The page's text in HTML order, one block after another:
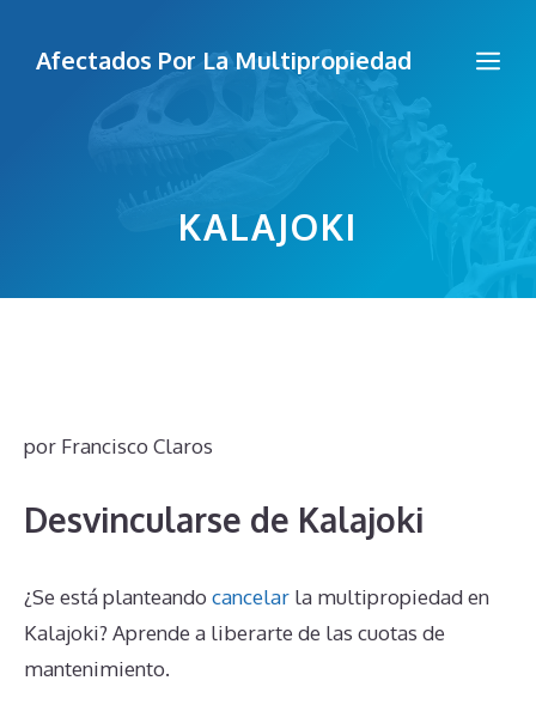
Afectados Por La Multipropiedad
KALAJOKI
por Francisco Claros
Desvincularse de Kalajoki
¿Se está planteando cancelar la multipropiedad en
Kalajoki? Aprende a liberarte de las cuotas de
mantenimiento.